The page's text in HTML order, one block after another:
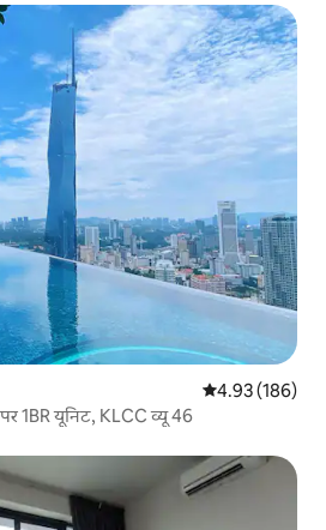
औसत रेटिंग 5 में से
4.93 (186)
1BR यूनिट, KLCC व्यू 46